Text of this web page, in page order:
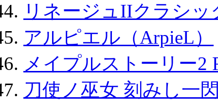
リネージュIIクラシ
アルピエル（ArpieL）
メイプルストーリー2
刀使ノ巫女 刻みし一